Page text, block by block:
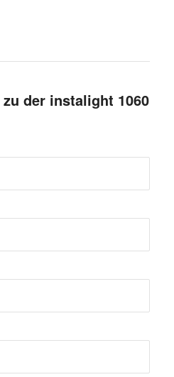
der instalight 1060